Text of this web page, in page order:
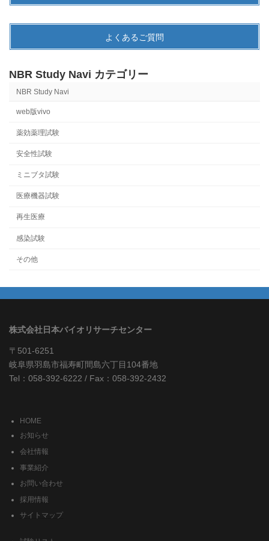
よくあるご質問
NBR Study Navi カテゴリー
NBR Study Navi
web版vivo
薬効薬理試験
安全性試験
ミニブタ試験
医療機器試験
再生医療
感染試験
その他
株式会社日本バイオリサーチセンター
〒501-6251
岐阜県羽島市福寿町間島六丁目104番地
Tel：058-392-6222 / Fax：058-392-2432
HOME
お知らせ
会社情報
事業紹介
お問い合わせ
採用情報
サイトマップ